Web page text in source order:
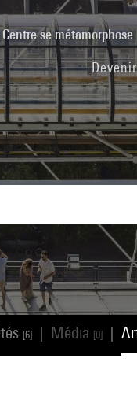
se métamorphose
[6] Média [0]